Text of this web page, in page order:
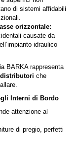
di sistemi affidabili
orizzontale:
causate da
idraulico
BARKA rappresenta
che
Interni di Bordo
attenzione al
di pregio, perfetti